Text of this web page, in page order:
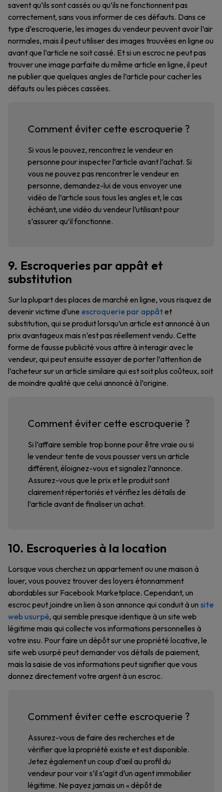
savent qu’ils sont cassés ou qu’ils ne fonctionnent pas
correctement, sans vous informer de ces défauts. Dans ce
type d’escroquerie, les images du vendeur peuvent avoir l’air
normales, mais il peut utiliser des images trouvées en ligne ou
avant que l’article ne soit cassé. Et si un escroc ne peut pas
trouver une image parfaite du même article en ligne, il peut
ne publier que quelques angles de l’article pour cacher les
défauts ou les pièces cassées.
Comment éviter cette escroquerie ?
Si vous le pouvez, rencontrez le vendeur en
personne pour inspecter l’article avant l’achat. Si
vous ne pouvez pas rencontrer le vendeur en
personne, demandez-lui de vous envoyer une
vidéo de l’article sous tous les angles et, le cas
échéant, une vidéo du vendeur l’utilisant pour
s’assurer qu’il fonctionne.
9. Escroqueries par appât et
substitution
Sur la plupart des places de marché en ligne, vous risquez de
devenir victime d’une escroquerie par appâtet
substitution, qui se produit lorsqu’un article est annoncé à un
prix avantageux mais n’est pas réellement vendu. Cette
forme de fausse publicité vous attire à interagir avec le
vendeur, qui peut ensuite essayer de porter l’attention de
l’acheteur sur un article similaire qui est soit plus coûteux, soit
de moindre qualité que celui annoncé à l’origine.
Comment éviter cette escroquerie ?
Si l’affaire semble trop bonne pour être vraie ou si
le vendeur tente de vous pousser vers un article
différent, éloignez-vous et signalez l’annonce.
Assurez-vous que le prix et le produit sont
clairement répertoriés et vérifiez les détails de
l’article avant de finaliser un achat.
10. Escroqueries à la location
Lorsque vous cherchez un appartement ou une maison à
louer, vous pouvez trouver des loyers étonnamment
abordables sur Facebook Marketplace. Cependant, un
escroc peut joindre un lien à son annonce qui conduit à un site
web usurpé, qui semble presque identique à un site web
légitime mais qui collecte vos informations personnelles à
votre insu. Pour faire un dépôt sur une propriété locative, le
site web usurpé peut demander vos détails de paiement,
mais la saisie de vos informations peut signifier que vous
donnez directement votre argent à un escroc.
Comment éviter cette escroquerie ?
Assurez-vous de faire des recherches et de
vérifier que la propriété existe et est disponible.
Jetez également un coup d’œil au profil du
vendeur pour voir s’il s’agit d’un agent immobilier
légitime. Ne payez jamais un « dépôt de